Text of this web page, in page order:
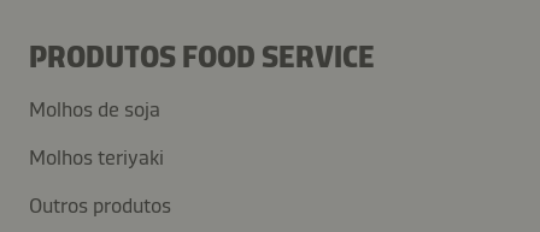
PRODUTOS FOOD SERVICE
Molhos de soja
Molhos teriyaki
Outros produtos